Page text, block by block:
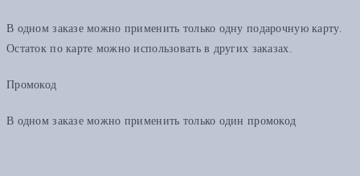
В одном заказе можно применить только одну подарочную карту.
Остаток по карте можно использовать в других заказах.
Промокод
В одном заказе можно применить только один промокод